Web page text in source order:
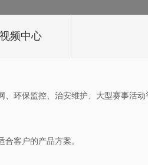
视频中心
环保监控、治安维护、大型赛事活
客户的产品方案。